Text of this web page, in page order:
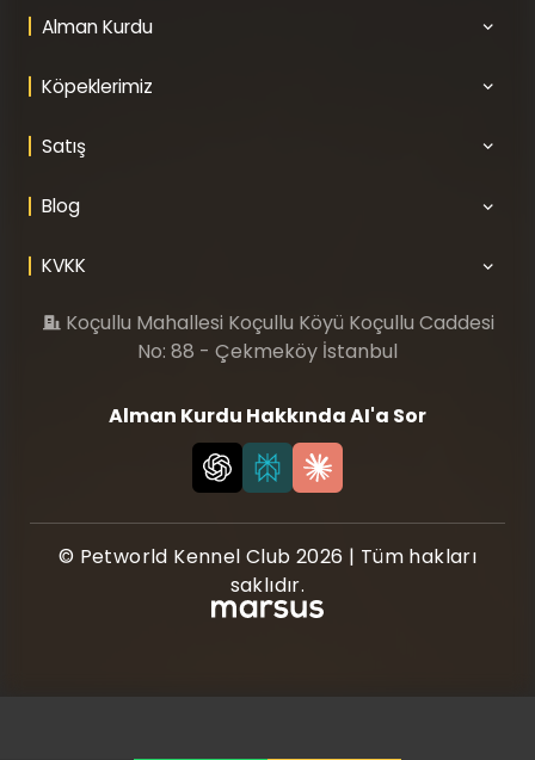
Alman Kurdu
Köpeklerimiz
Satış
Blog
KVKK
Koçullu Mahallesi Koçullu Köyü Koçullu Caddesi
No: 88 - Çekmeköy İstanbul
Alman Kurdu Hakkında AI'a Sor
© Petworld Kennel Club 2026 | Tüm hakları
saklıdır.